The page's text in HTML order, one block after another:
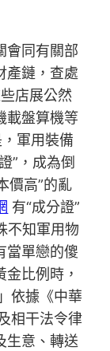
會同有關部
產鏈，查處
店展公然
載盤算機等
軍用裝備
”，成為倒
價高”的亂
有“成分證”
不知軍用物
當單戀的傻
比例時，
依據《中華
相干法令律
生意、轉送